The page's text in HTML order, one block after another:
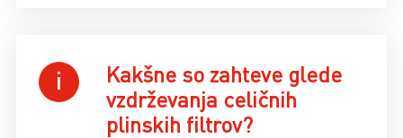
Kakšne so zahteve glede
vzdrževanja celičnih
plinskih filtrov?